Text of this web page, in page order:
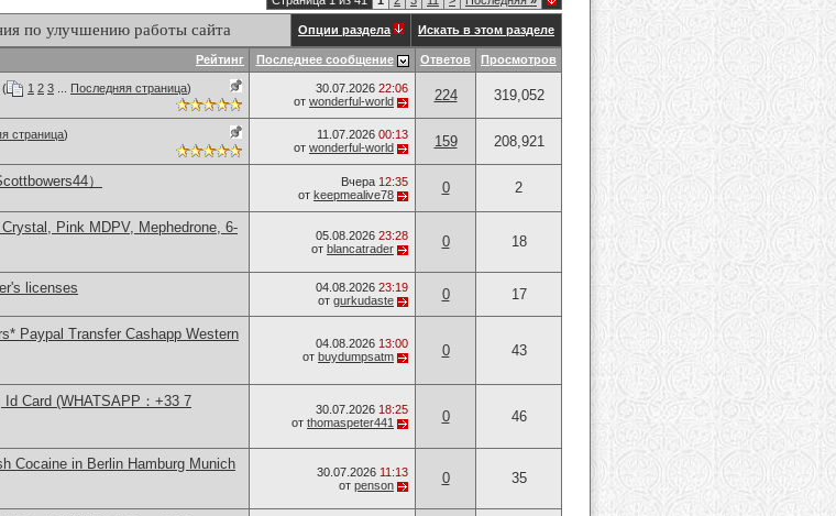
по улучшению работы сайта Опции раздела Искать в этом разделе
Рейтинг Последнее сообщение Ответов Просмотров
( 1 2 3 Последняя страница)
30.07.2026 22:06
от wonderful-world 224 319,052
страница)
11.07.2026 00:13
от wonderful-world 159 208,921
） Вчера 12:35
от keepmealive78 0 2
Pink MDPV, Mephedrone, 6-
05.08.2026 23:28
от blancatrader 0 18
licenses 04.08.2026 23:19
от gurkudaste 0 17
Paypal Transfer Cashapp Western
04.08.2026 13:00
от buydumpsatm 0 43
Card (WHATSAPP：+33 7
30.07.2026 18:25
от thomaspeter441 0 46
Cocaine in Berlin Hamburg Munich
30.07.2026 11:13
от penson 0 35